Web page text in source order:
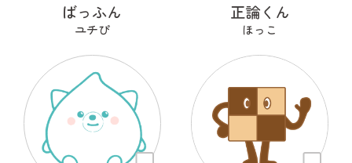
ばっふん
ユチぴ
正論くん
ほっこ